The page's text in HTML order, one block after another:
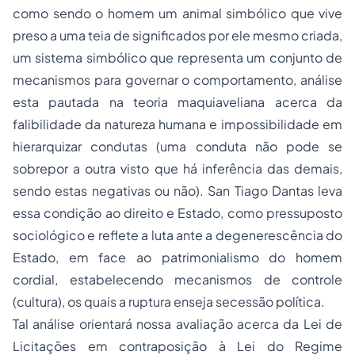
como sendo o homem um animal simbólico que vive
preso a uma teia de significados por ele mesmo criada,
um sistema simbólico que representa um conjunto de
mecanismos para governar o comportamento, análise
esta pautada na teoria maquiaveliana acerca da
falibilidade da natureza humana e impossibilidade em
hierarquizar condutas (uma conduta não pode se
sobrepor a outra visto que há inferência das demais,
sendo estas negativas ou não). San Tiago Dantas leva
essa condição ao direito e Estado, como pressuposto
sociológico e reflete a luta ante a degenerescência do
Estado, em face ao patrimonialismo do homem
cordial, estabelecendo mecanismos de controle
(cultura), os quais a ruptura enseja secessão política.
Tal análise orientará nossa avaliação acerca da Lei de
Licitações em contraposição à Lei do Regime